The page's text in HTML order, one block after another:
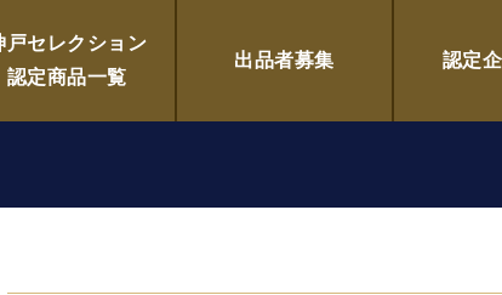
戸セレクション
認定商品一覧
出品者募集 認定